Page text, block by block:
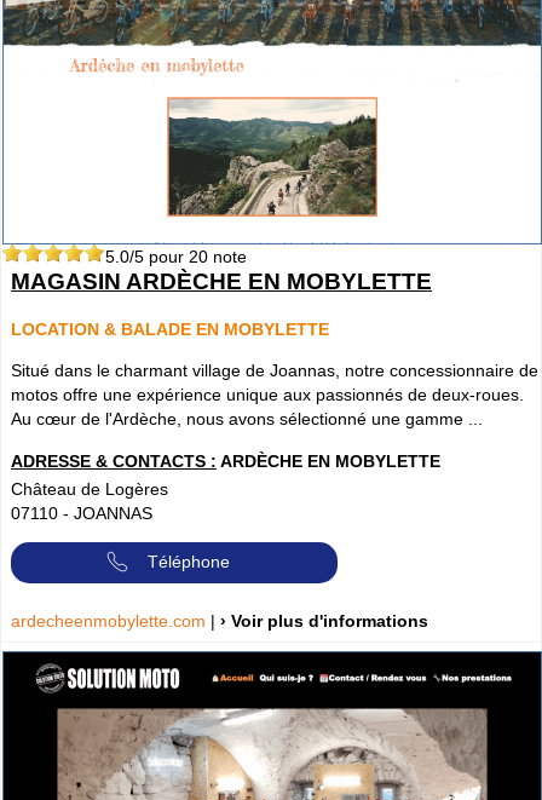
5.0/5 pour 20 note
MAGASIN ARDÈCHE EN MOBYLETTE
LOCATION & BALADE EN MOBYLETTE
Situé dans le charmant village de Joannas, notre concessionnaire de
motos offre une expérience unique aux passionnés de deux-roues.
Au cœur de l'Ardèche, nous avons sélectionné une gamme ...
ADRESSE & CONTACTS : ARDÈCHE EN MOBYLETTE
Château de Logères
07110 - JOANNAS
Téléphone
ardecheenmobylette.com | › Voir plus d'informations